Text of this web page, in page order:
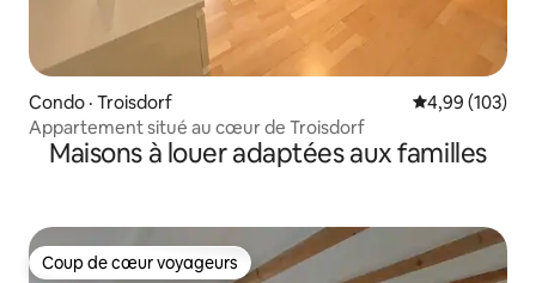
Condo · Troisdorf Note
4,99 (103)
Appartement situé au cœur de Troisdorf
Maisons à louer adaptées aux familles
Coup de cœur voyageurs
Coup de cœur voyageurs